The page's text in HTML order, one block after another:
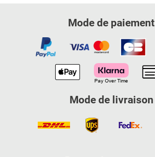
Mode de paiement
Mode de livraison